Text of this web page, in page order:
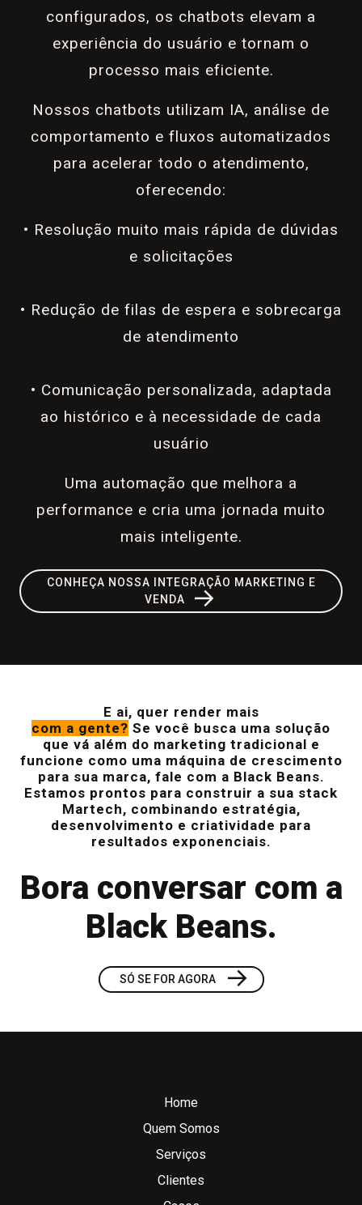
configurados, os chatbots elevam a
experiência do usuário e tornam o
processo mais eficiente.
Nossos chatbots utilizam IA, análise de
comportamento e fluxos automatizados
para acelerar todo o atendimento,
oferecendo:
• Resolução muito mais rápida de dúvidas
e solicitações
• Redução de filas de espera e sobrecarga
de atendimento
• Comunicação personalizada, adaptada
ao histórico e à necessidade de cada
usuário
Uma automação que melhora a
performance e cria uma jornada muito
mais inteligente.
CONHEÇA NOSSA INTEGRAÇÃO MARKETING E
VENDA
→
E ai, quer render mais
com a gente? Se você busca uma solução
que vá além do marketing tradicional e
funcione como uma máquina de crescimento
para sua marca, fale com a Black Beans.
Estamos prontos para construir a sua stack
Martech, combinando estratégia,
desenvolvimento e criatividade para
resultados exponenciais.
Bora conversar com a
Black Beans.
SÓ SE FOR AGORA →
Home
Quem Somos
Serviços
Clientes